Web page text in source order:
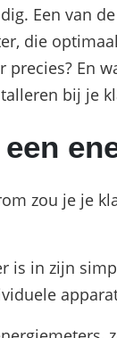
Een van
die
precies? En
bij je
zou je je
is in zijn